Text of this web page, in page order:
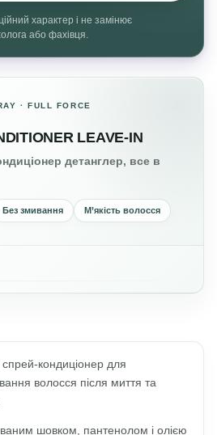
характер і не замінює
або фахівця.
· FULL FORCE
LEAVE-IN
детанглер, все в
Без змивання М’якість волосся
кондиціонер для
волосся після миття та
шовком, пантенолом і олією